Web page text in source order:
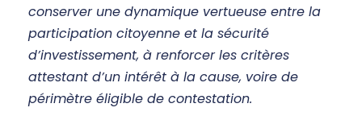
conserver une dynamique vertueuse entre la
participation citoyenne et la sécurité
d’investissement, à renforcer les critères
attestant d’un intérêt à la cause, voire de
périmètre éligible de contestation.